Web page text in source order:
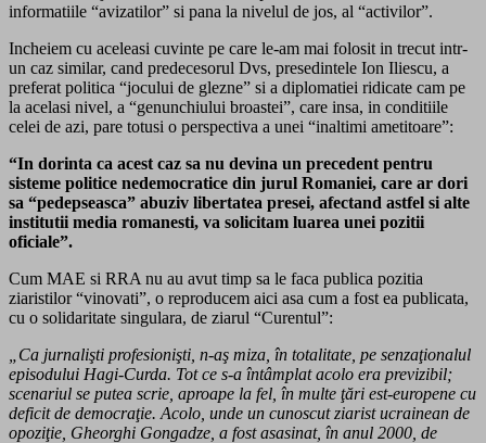
informatiile “avizatilor” si pana la nivelul de jos, al “activilor”.
Incheiem cu aceleasi cuvinte pe care le-am mai folosit in trecut intr-
un caz similar, cand predecesorul Dvs, presedintele Ion Iliescu, a
preferat politica “jocului de glezne” si a diplomatiei ridicate cam pe
la acelasi nivel, a “genunchiului broastei”, care insa, in conditiile
celei de azi, pare totusi o perspectiva a unei “inaltimi ametitoare”:
“In dorinta ca acest caz sa nu devina un precedent pentru
sisteme politice nedemocratice din jurul Romaniei, care ar dori
sa “pedepseasca” abuziv libertatea presei, afectand astfel si alte
institutii media romanesti, va solicitam luarea unei pozitii
oficiale”.
Cum MAE si RRA nu au avut timp sa le faca publica pozitia
ziaristilor “vinovati”, o reproducem aici asa cum a fost ea publicata,
cu o solidaritate singulara, de ziarul “Curentul”:
„Ca jurnalişti profesionişti, n-aş miza, în totalitate, pe senzaţionalul
episodului Hagi-Curda. Tot ce s-a întâmplat acolo era previzibil;
scenariul se putea scrie, aproape la fel, în multe ţări est-europene cu
deficit de democraţie. Acolo, unde un cunoscut ziarist ucrainean de
opoziţie, Gheorghi Gongadze, a fost asasinat, în anul 2000, de